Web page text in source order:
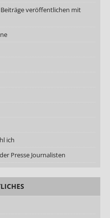
veröffentlichen mit
ich
Presse Journalisten